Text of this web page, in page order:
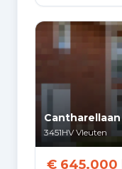
Hoger
Cantharellaan
3451HV Vleuten
€ 645.000